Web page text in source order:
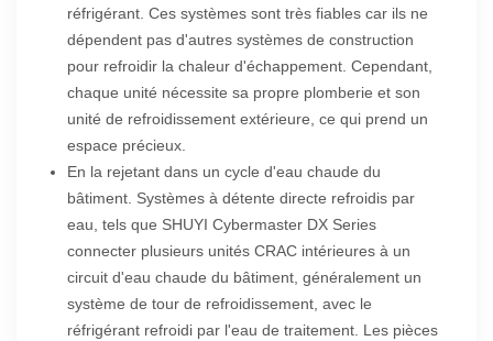
réfrigérant. Ces systèmes sont très fiables car ils ne
dépendent pas d'autres systèmes de construction
pour refroidir la chaleur d'échappement. Cependant,
chaque unité nécessite sa propre plomberie et son
unité de refroidissement extérieure, ce qui prend un
espace précieux.
En la rejetant dans un cycle d'eau chaude du
bâtiment. Systèmes à détente directe refroidis par
eau, tels que SHUYI Cybermaster DX Series
connecter plusieurs unités CRAC intérieures à un
circuit d'eau chaude du bâtiment, généralement un
système de tour de refroidissement, avec le
réfrigérant refroidi par l'eau de traitement. Les pièces